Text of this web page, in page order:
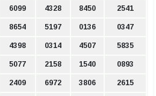
6099 4328 8450 2541
8654 5197 0136 0347
4398 0314 4507 5835
5077 2158 1540 0893
2409 6972 3806 2615